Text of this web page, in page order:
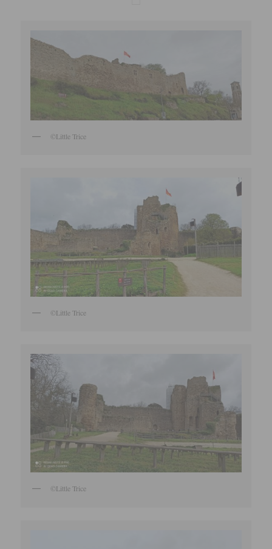
©Little Trice
©Little Trice
©Little Trice